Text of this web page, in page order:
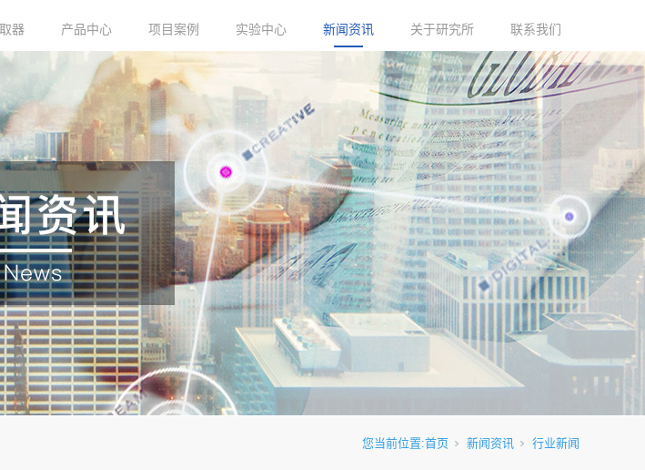
器 产品中心 项目案例 实验中心 新闻资讯 关于研究所 联系我们
您当前位置:首页 新闻资讯 行业新闻